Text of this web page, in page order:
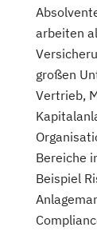
arbeiten
großen
Vertrieb,
Bereiche
Beispiel